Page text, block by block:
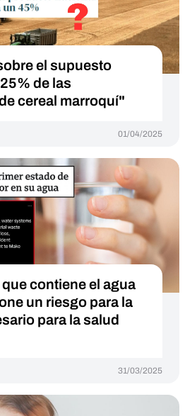
el supuesto
de las
cereal marroquí"
01/04/2025
contiene el agua
un riesgo para la
para la salud
31/03/2025